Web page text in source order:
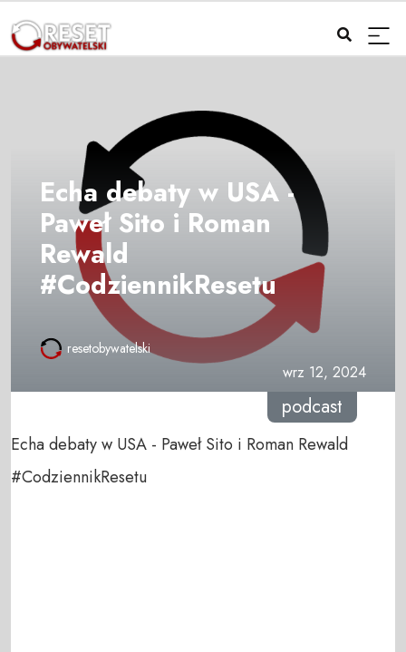
Echa debaty w USA -
Paweł Sito i Roman
Rewald
#CodziennikResetu
resetobywatelski
wrz 12, 2024
podcast
Echa debaty w USA - Paweł Sito i Roman Rewald
#CodziennikResetu